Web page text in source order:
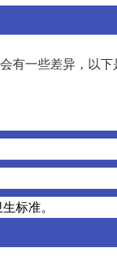
有一些差异，以
标准。